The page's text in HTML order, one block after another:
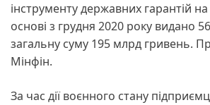
інструменту державних гарантій
основі з грудня 2020 року видано
загальну суму 195 млрд гривень.
Мінфін.
За час дії воєнного стану